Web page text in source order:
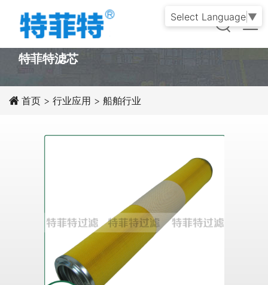
PRODUCT
特菲特滤芯
首页 > 行业应用 > 船舶行业
Select Language ▼